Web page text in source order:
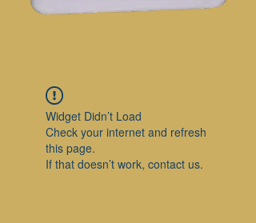
Widget Didn’t Load
Check your internet and refresh
this page.
If that doesn’t work, contact us.